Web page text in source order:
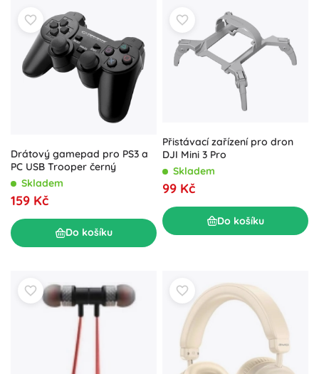
Drátový gamepad pro PS3 a
PC USB Trooper černý
Skladem
159 Kč
Do košíku
Přistávací zařízení pro dron
DJI Mini 3 Pro
Skladem
99 Kč
Do košíku